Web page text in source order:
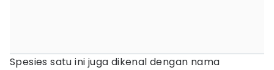
Spesies satu ini juga dikenal dengan nama